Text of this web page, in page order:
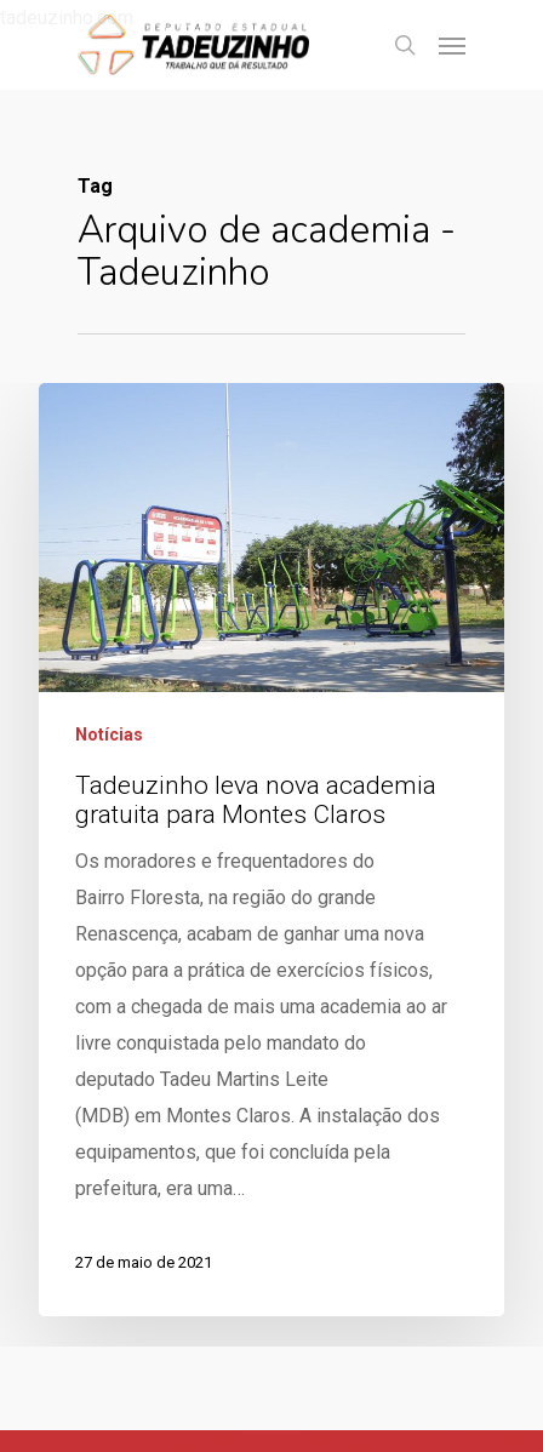
tadeuzinho.com
Tag
Arquivo de academia -
Tadeuzinho
Notícias
Tadeuzinho leva nova academia
gratuita para Montes Claros
Os moradores e frequentadores do
Bairro Floresta, na região do grande
Renascença, acabam de ganhar uma nova
opção para a prática de exercícios físicos,
com a chegada de mais uma academia ao ar
livre conquistada pelo mandato do
deputado Tadeu Martins Leite
(MDB) em Montes Claros. A instalação dos
equipamentos, que foi concluída pela
prefeitura, era uma…
27 de maio de 2021